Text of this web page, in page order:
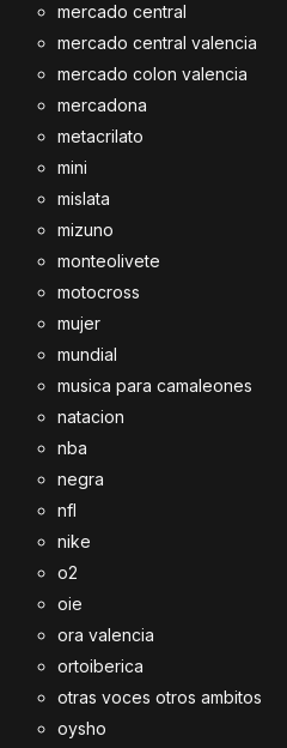
mercado central
mercado central valencia
mercado colon valencia
mercadona
metacrilato
mini
mislata
mizuno
monteolivete
motocross
mujer
mundial
musica para camaleones
natacion
nba
negra
nfl
nike
o2
oie
ora valencia
ortoiberica
otras voces otros ambitos
oysho